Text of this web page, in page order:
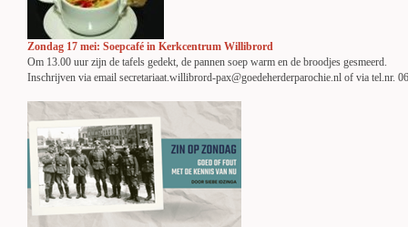
Zondag 17 mei: Soepcafé in Kerkcentrum Willibrord
Om 13.00 uur zijn de tafels gedekt, de pannen soep warm en de broodjes gesmeerd.
Inschrijven via email secretariaat.willibrord-pax@goedeherderparochie.nl of via tel.nr.